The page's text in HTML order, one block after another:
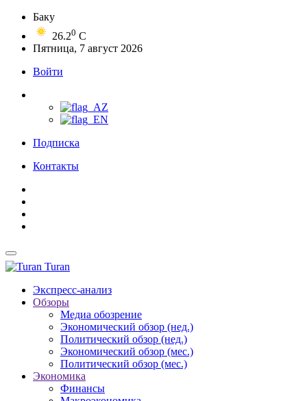
Баку
26.20 C
Пятница, 7 август 2026
Войти
Подписка
Контакты
Turan
Экспресс-анализ
Обзоры
Медиа обозрение
Экономический обзор (нед.)
Политический обзор (нед.)
Экономический обзор (мес.)
Политический обзор (мес.)
Экономика
Финансы